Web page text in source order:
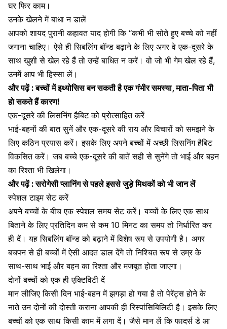
घर फिर काम।
उनके खेलने में बाधा न डालें
आपको शायद पुरानी कहावत याद होगी कि “कभी भी सोते हुए बच्चे को नहीं
जगाना चाहिए। ऐसे ही सिबलिंग बॉन्ड बढ़ाने के लिए अगर वेएक-दूसरे के
साथ खुशी से खेल रहे हैं तो उन्हें बाधित न करें। वो जो भीगेम खेल रहे हैं,
उनमें आप भी हिस्सा लें।
और पढ़ें :बच्चों में इथ्योसिस बन सकती है एक गंभीर समस्या, माता-पिता भी
हो सकते हैं कारण!
एक-दूसरे की लिसनिंग हैबिट को प्रोत्साहित करें
भाई-बहनों की बात सुनें और एक-दूसरे की राय और विचारों को समझने के
लिए कठिन प्रयास करें। इसके लिए अपने बच्चों में अच्छी लिसनिंग हैबिट
विकसित करें। जब बच्चे एक-दूसरे की बातें सही से सुनेंगे तो भाई और बहन
का रिश्ता भी खिलेगा।
और पढ़ें :सरोगेसी प्लानिंग से पहले इससे जुड़े मिथकों को भी जान लें
स्पेशल टाइम सेट करें
अपने बच्चों के बीच एक स्पेशल समय सेट करें। बच्चों के लिए एक साथ
बिताने के लिए प्रतिदिन कम से कम 10 मिनट का समय तो निर्धारित कर
ही दें। यह सिबलिंग बॉन्ड को बढ़ाने में विशेष रूप से उपयोगी है। अगर
बचपन से ही बच्चों में ऐसी आदत डाल देंगे तो निश्चित रूप से उम्र के
साथ-साथ भाई और बहन का रिश्ता और मजबूत होता जाएगा।
दोनों बच्चों को एक ही एक्टिविटी दें
मान लीजिए किसी दिन भाई-बहन में झगड़ा हो गया है तो पेरेंट्स होने के
नाते उन दोनों कीदोस्ती कराना आपकी ही रिस्पांसिबिलिटी है । इसके लिए
बच्चों को एक साथ किसी काम में लगा दें। जैसे मान लें कि फादर्स डे आ